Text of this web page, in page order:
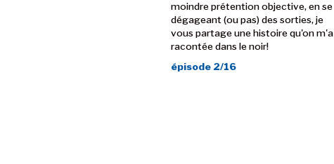
moindre prétention objective, en se
dégageant (ou pas) des sorties, je
vous partage une histoire qu'on m'a
racontée dans le noir!
épisode 2/16